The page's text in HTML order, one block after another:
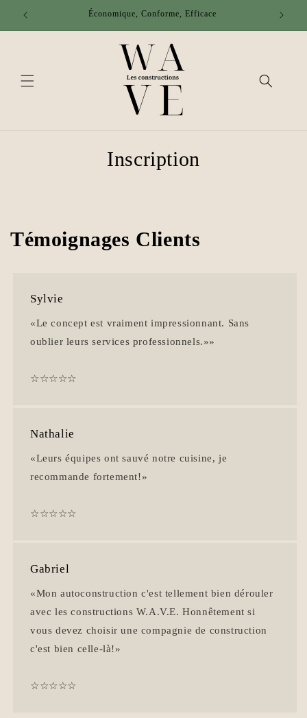
et passer
contenu
Économique, Conforme, Efficace
Inscription
Témoignages Clients
Sylvie
«Le concept est vraiment impressionnant. Sans
oublier leurs services professionnels.»»
☆☆☆☆☆
Nathalie
«Leurs équipes ont sauvé notre cuisine, je
recommande fortement!»
☆☆☆☆☆
Gabriel
«Mon autoconstruction c'est tellement bien dérouler
avec les constructions W.A.V.E. Honnêtement si
vous devez choisir une compagnie de construction
c'est bien celle-là!»
☆☆☆☆☆